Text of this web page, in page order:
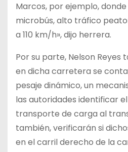
Marcos, por ejemplo,
microbús, alto tráfico
a 110 km/h», dijo herrera.
Por su parte, Nelson Reyes
en dicha carretera se
pesaje dinámico, un
las autoridades identificar
transporte de carga al
también, verificarán si
en el carril derecho de la